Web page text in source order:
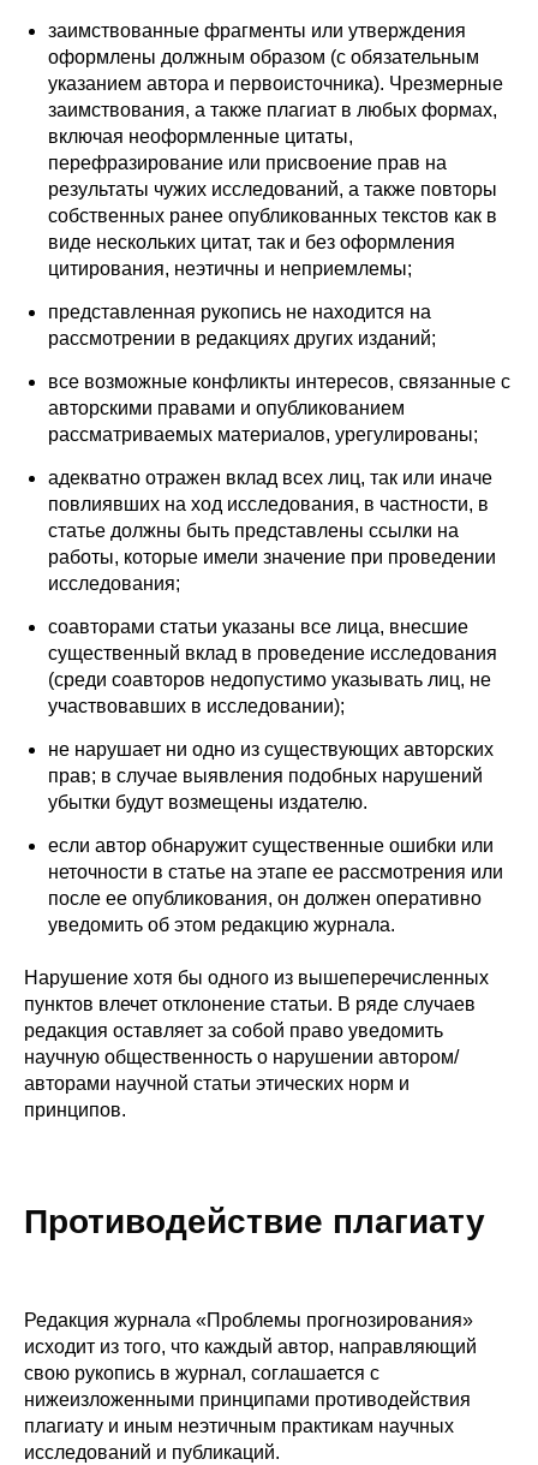
заимствованные фрагменты или утверждения
оформлены должным образом (с обязательным
указанием автора и первоисточника). Чрезмерные
заимствования, а также плагиат в любых формах,
включая неоформленные цитаты,
перефразирование или присвоение прав на
результаты чужих исследований, а также повторы
собственных ранее опубликованных текстов как в
виде нескольких цитат, так и без оформления
цитирования, неэтичны и неприемлемы;
представленная рукопись не находится на
рассмотрении в редакциях других изданий;
все возможные конфликты интересов, связанные с
авторскими правами и опубликованием
рассматриваемых материалов, урегулированы;
адекватно отражен вклад всех лиц, так или иначе
повлиявших на ход исследования, в частности, в
статье должны быть представлены ссылки на
работы, которые имели значение при проведении
исследования;
соавторами статьи указаны все лица, внесшие
существенный вклад в проведение исследования
(среди соавторов недопустимо указывать лиц, не
участвовавших в исследовании);
не нарушает ни одно из существующих авторских
прав; в случае выявления подобных нарушений
убытки будут возмещены издателю.
если автор обнаружит существенные ошибки или
неточности в статье на этапе ее рассмотрения или
после ее опубликования, он должен оперативно
уведомить об этом редакцию журнала.
Нарушение хотя бы одного из вышеперечисленных
пунктов влечет отклонение статьи. В ряде случаев
редакция оставляет за собой право уведомить
научную общественность о нарушении автором/
авторами научной статьи этических норм и
принципов.
Противодействие плагиату
Редакция журнала «Проблемы прогнозирования»
исходит из того, что каждый автор, направляющий
свою рукопись в журнал, соглашается с
нижеизложенными принципами противодействия
плагиату и иным неэтичным практикам научных
исследований и публикаций.